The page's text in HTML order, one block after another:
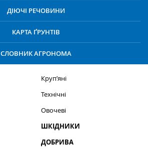
ДІЮЧІ РЕЧОВИНИ
КАРТА ҐРУНТІВ
СЛОВНИК АГРОНОМА
Круп’яні
Технічні
Овочеві
ШКІДНИКИ
ДОБРИВА